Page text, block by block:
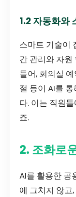
1.2 자동화와
스마트 기술이
간 관리와 자원
들어, 회의실
절 등이 AI를
다. 이는 직원
죠.
2. 조화로
AI를 활용한 공
에 그치지 않고